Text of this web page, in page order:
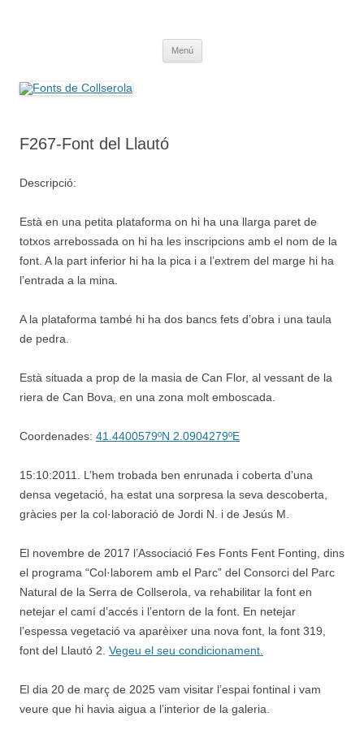
Menú
F267-Font del Llautó
Descripció:
Està en una petita plataforma on hi ha una llarga paret de
totxos arrebossada on hi ha les inscripcions amb el nom de la
font. A la part inferior hi ha la pica i a l’extrem del marge hi ha
l’entrada a la mina.
A la plataforma també hi ha dos bancs fets d’obra i una taula
de pedra.
Està situada a prop de la masia de Can Flor, al vessant de la
riera de Can Bova, en una zona molt emboscada.
Coordenades: 41.4400579ºN 2.0904279ºE
15:10:2011. L’hem trobada ben enrunada i coberta d’una
densa vegetació, ha estat una sorpresa la seva descoberta,
gràcies per la col·laboració de Jordi N. i de Jesús M.
El novembre de 2017 l’Associació Fes Fonts Fent Fonting, dins
el programa “Col·laborem amb el Parc” del Consorci del Parc
Natural de la Serra de Collserola, va rehabilitar la font en
netejar el camí d’accés i l’entorn de la font. En netejar
l’espessa vegetació va aparèixer una nova font, la font 319,
font del Llautó 2. Vegeu el seu condicionament.
El dia 20 de març de 2025 vam visitar l’espai fontinal i vam
veure que hi havia aigua a l’interior de la galeria.